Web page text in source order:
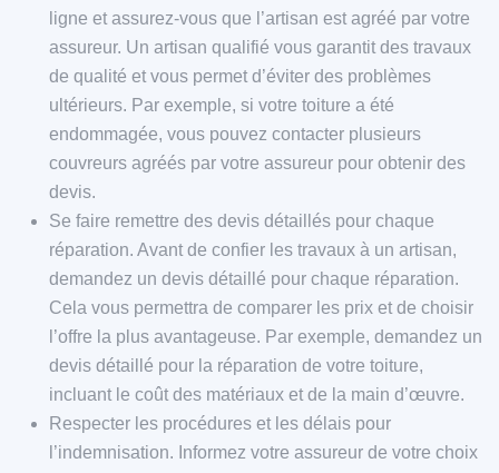
ligne et assurez-vous que l’artisan est agréé par votre
assureur. Un artisan qualifié vous garantit des travaux
de qualité et vous permet d’éviter des problèmes
ultérieurs. Par exemple, si votre toiture a été
endommagée, vous pouvez contacter plusieurs
couvreurs agréés par votre assureur pour obtenir des
devis.
Se faire remettre des devis détaillés pour chaque
réparation. Avant de confier les travaux à un artisan,
demandez un devis détaillé pour chaque réparation.
Cela vous permettra de comparer les prix et de choisir
l’offre la plus avantageuse. Par exemple, demandez un
devis détaillé pour la réparation de votre toiture,
incluant le coût des matériaux et de la main d’œuvre.
Respecter les procédures et les délais pour
l’indemnisation. Informez votre assureur de votre choix